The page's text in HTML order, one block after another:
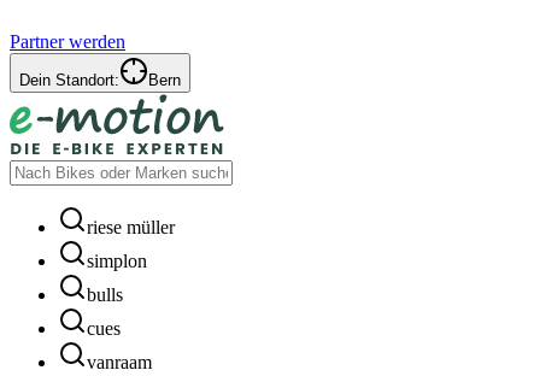
Partner werden
Dein Standort: Bern
riese müller
simplon
bulls
cues
vanraam